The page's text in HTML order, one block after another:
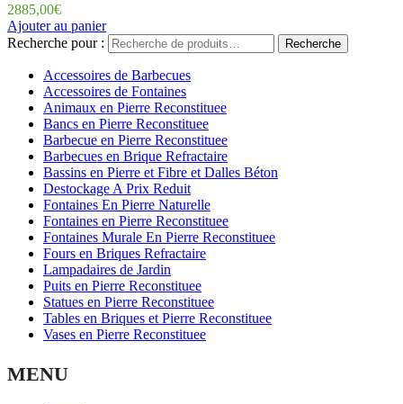
2885,00€
Ajouter au panier
Recherche pour :
Recherche
Accessoires de Barbecues
Accessoires de Fontaines
Animaux en Pierre Reconstituee
Bancs en Pierre Reconstituee
Barbecue en Pierre Reconstituee
Barbecues en Brique Refractaire
Bassins en Pierre et Fibre et Dalles Béton
Destockage A Prix Reduit
Fontaines En Pierre Naturelle
Fontaines en Pierre Reconstituee
Fontaines Murale En Pierre Reconstituee
Fours en Briques Refractaire
Lampadaires de Jardin
Puits en Pierre Reconstituee
Statues en Pierre Reconstituee
Tables en Briques et Pierre Reconstituee
Vases en Pierre Reconstituee
MENU